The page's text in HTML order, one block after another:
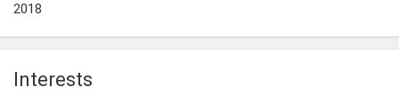
2018
Interests